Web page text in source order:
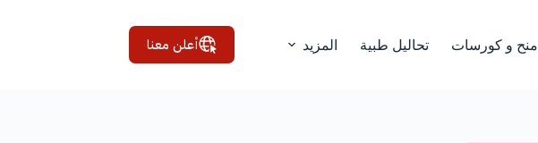
منح و كورسات تحاليل طبية المزيد أعلن معنا